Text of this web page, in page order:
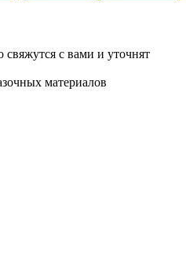
с вами и уточнят
материалов